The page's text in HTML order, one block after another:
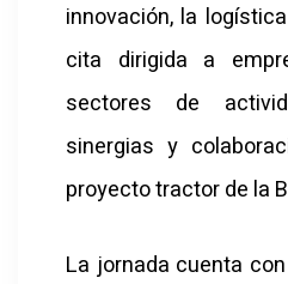
innovación, la
cita dirigida a
sectores de
sinergias y
proyecto tractor de la
La jornada cuenta